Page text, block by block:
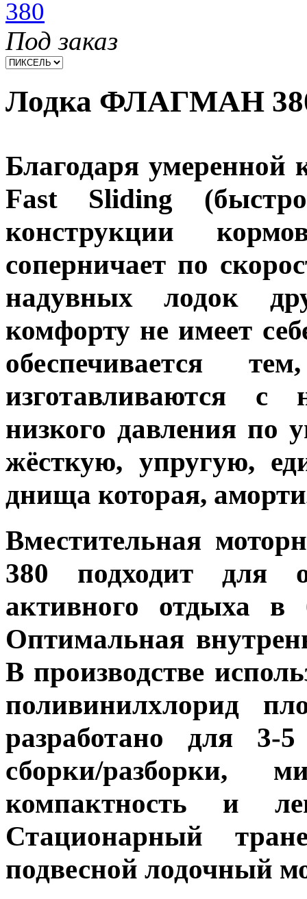
Под заказ
Лодка ФЛАГМАН
Благодаря умеренной
Fast Sliding
конструкции
соперничает по
надувных лодок
комфорту не имеет
обеспечивается
изготавливаются
низкого давления по
жёсткую, упругую,
днища которая,
Вместительная
380 подходит для
активного отдыха в
Оптимальная
В производстве
поливинилхлорид
разработано для 3-
сборки/
компактность и
Стационарный
подвесной лодочный